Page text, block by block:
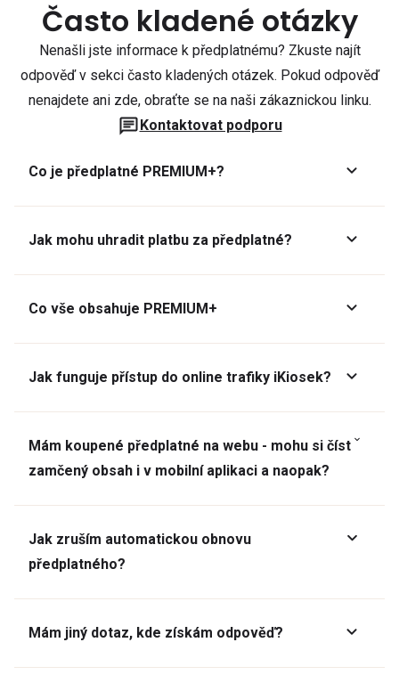
Často kladené otázky
Nenašli jste informace k předplatnému? Zkuste najít
odpověď v sekci často kladených otázek. Pokud odpověď
nenajdete ani zde, obraťte se na naši zákaznickou linku.
Kontaktovat podporu
Co je předplatné PREMIUM+?
Jak mohu uhradit platbu za předplatné?
Co vše obsahuje PREMIUM+
Jak funguje přístup do online trafiky iKiosek?
Mám koupené předplatné na webu - mohu si číst
zamčený obsah i v mobilní aplikaci a naopak?
Jak zruším automatickou obnovu
předplatného?
Mám jiný dotaz, kde získám odpověď?